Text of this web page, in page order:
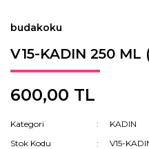
budakoku
V15-KADIN 250 ML
600,00 TL
Kategori
KADIN
Stok Kodu
V15-